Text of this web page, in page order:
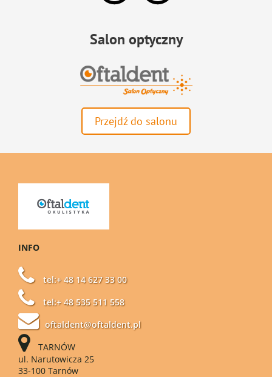
Salon optyczny
Przejdź do salonu
INFO
tel:+ 48 14 627 33 00
tel:+ 48 535 511 558
oftaldent@oftaldent.pl
TARNÓW
ul. Narutowicza 25
33-100 Tarnów